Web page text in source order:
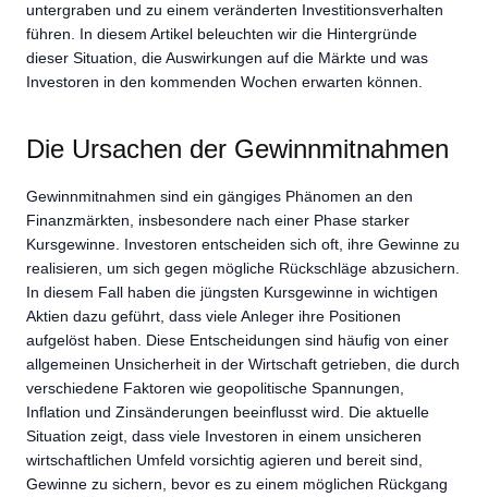
untergraben und zu einem veränderten Investitionsverhalten
führen. In diesem Artikel beleuchten wir die Hintergründe
dieser Situation, die Auswirkungen auf die Märkte und was
Investoren in den kommenden Wochen erwarten können.
Die Ursachen der Gewinnmitnahmen
Gewinnmitnahmen sind ein gängiges Phänomen an den
Finanzmärkten, insbesondere nach einer Phase starker
Kursgewinne. Investoren entscheiden sich oft, ihre Gewinne zu
realisieren, um sich gegen mögliche Rückschläge abzusichern.
In diesem Fall haben die jüngsten Kursgewinne in wichtigen
Aktien dazu geführt, dass viele Anleger ihre Positionen
aufgelöst haben. Diese Entscheidungen sind häufig von einer
allgemeinen Unsicherheit in der Wirtschaft getrieben, die durch
verschiedene Faktoren wie geopolitische Spannungen,
Inflation und Zinsänderungen beeinflusst wird. Die aktuelle
Situation zeigt, dass viele Investoren in einem unsicheren
wirtschaftlichen Umfeld vorsichtig agieren und bereit sind,
Gewinne zu sichern, bevor es zu einem möglichen Rückgang